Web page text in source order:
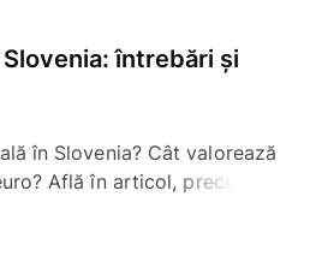
întrebări și
în Slovenia? Cât valorează
Află în articol, precum și